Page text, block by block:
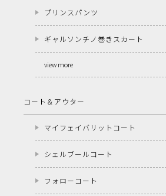
プリンスパンツ
ギャルソンチノ巻きスカート
view more
コート＆アウター
マイフェイバリットコート
シェルブールコート
フォローコート